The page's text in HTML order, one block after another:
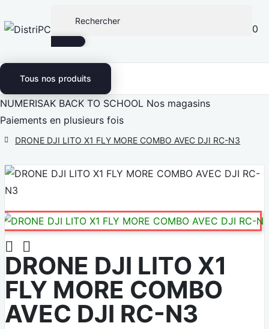
0
Tous nos produits
NUMERISAK BACK TO SCHOOL Nos magasins
Paiements en plusieurs fois
DRONE DJI LITO X1 FLY MORE COMBO AVEC DJI RC-N3
 
DRONE DJI LITO X1
FLY MORE COMBO
AVEC DJI RC-N3